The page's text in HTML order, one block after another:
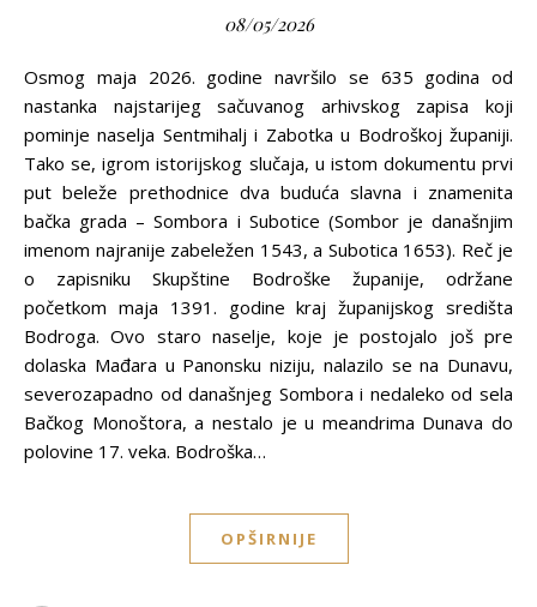
08/05/2026
Osmog maja 2026. godine navršilo se 635 godina od
nastanka najstarijeg sačuvanog arhivskog zapisa koji
pominje naselja Sentmihalj i Zabotka u Bodroškoj županiji.
Tako se, igrom istorijskog slučaja, u istom dokumentu prvi
put beleže prethodnice dva buduća slavna i znamenita
bačka grada – Sombora i Subotice (Sombor je današnjim
imenom najranije zabeležen 1543, a Subotica 1653). Reč je
o zapisniku Skupštine Bodroške županije, održane
početkom maja 1391. godine kraj županijskog središta
Bodroga. Ovo staro naselje, koje je postojalo još pre
dolaska Mađara u Panonsku niziju, nalazilo se na Dunavu,
severozapadno od današnjeg Sombora i nedaleko od sela
Bačkog Monoštora, a nestalo je u meandrima Dunava do
polovine 17. veka. Bodroška…
OPŠIRNIJE